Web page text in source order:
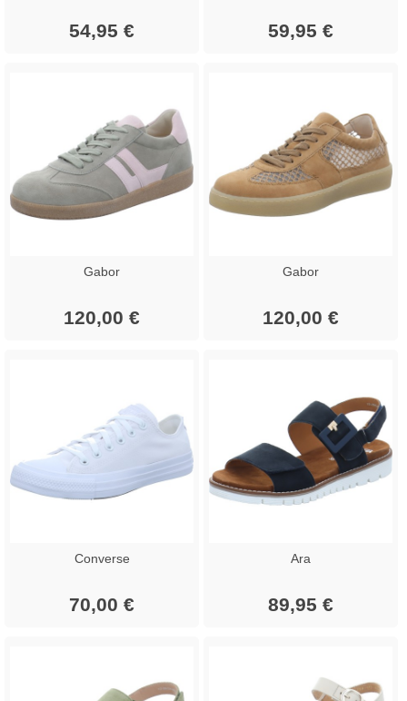
54,95 € 59,95 €
Gabor
120,00 €
Gabor
120,00 €
Converse
70,00 €
Ara
89,95 €